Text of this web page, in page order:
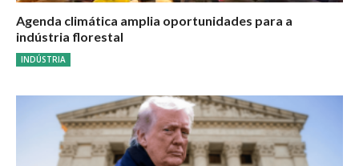
Agenda climática amplia oportunidades para a
indústria florestal
INDÚSTRIA